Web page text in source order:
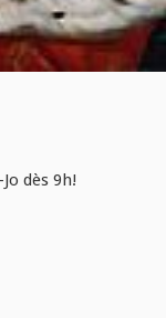
dès 9h!